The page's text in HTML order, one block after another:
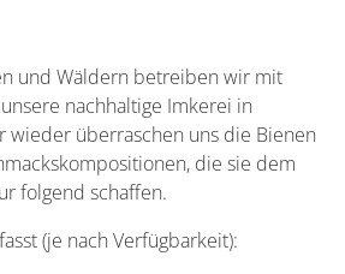
und Wäldern betreiben wir mit
nachhaltige Imkerei in
wieder überraschen uns die Bienen
die sie dem
folgend schaffen.
(je nach Verfügbarkeit):